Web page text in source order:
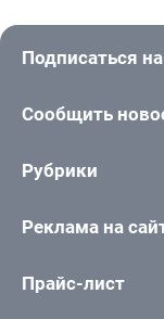
Подписаться
Сообщить
Рубрики
Реклама на
Прайс-лист